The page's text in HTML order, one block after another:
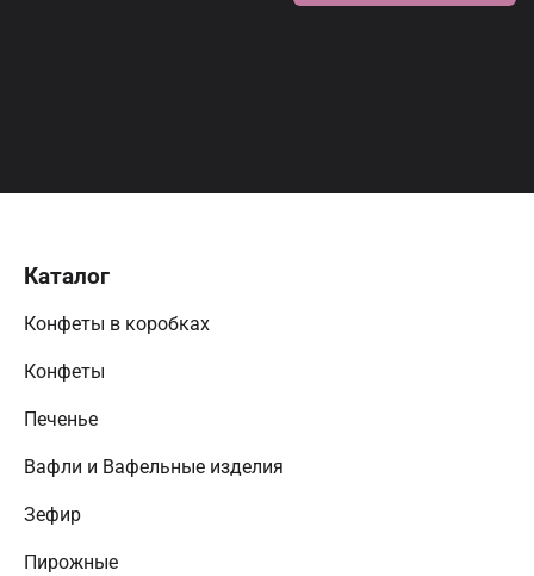
Каталог
Конфеты в коробках
Конфеты
Печенье
Вафли и Вафельные изделия
Зефир
Пирожные